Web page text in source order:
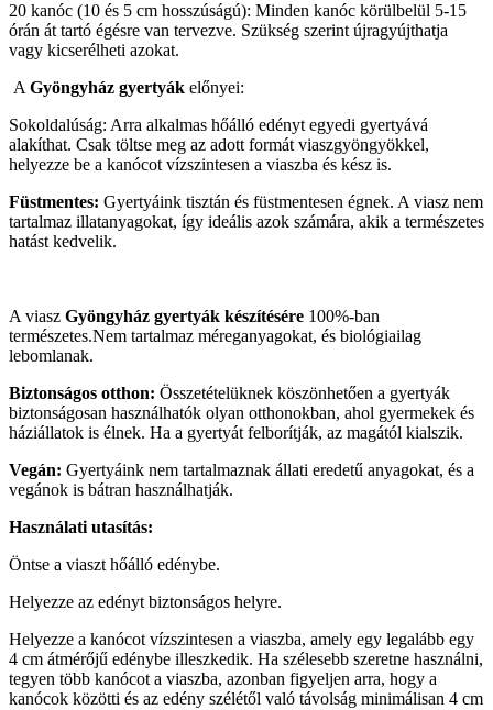
20 kanóc (10 és 5 cm hosszúságú): Minden kanóc körülbelül 5-15
órán át tartó égésre van tervezve. Szükség szerint újragyújthatja
vagy kicserélheti azokat.
A Gyöngyház gyertyák előnyei:
Sokoldalúság: Arra alkalmas hőálló edényt egyedi gyertyává
alakíthat. Csak töltse meg az adott formát viaszgyöngyökkel,
helyezze be a kanócot vízszintesen a viaszba és kész is.
Füstmentes: Gyertyáink tisztán és füstmentesen égnek. A viasz nem
tartalmaz illatanyagokat, így ideális azok számára, akik a természetes
hatást kedvelik.
A viasz Gyöngyház gyertyák készítésére 100%-ban
természetes.Nem tartalmaz méreganyagokat, és biológiailag
lebomlanak.
Biztonságos otthon: Összetételüknek köszönhetően a gyertyák
biztonságosan használhatók olyan otthonokban, ahol gyermekek és
háziállatok is élnek. Ha a gyertyát felborítják, az magától kialszik.
Vegán: Gyertyáink nem tartalmaznak állati eredetű anyagokat, és a
vegánok is bátran használhatják.
Használati utasítás:
Öntse a viaszt hőálló edénybe.
Helyezze az edényt biztonságos helyre.
Helyezze a kanócot vízszintesen a viaszba, amely egy legalább egy
4 cm átmérőjű edénybe illeszkedik. Ha szélesebb szeretne használni,
tegyen több kanócot a viaszba, azonban figyeljen arra, hogy a
kanócok közötti és az edény szélétől való távolság minimálisan 4 cm